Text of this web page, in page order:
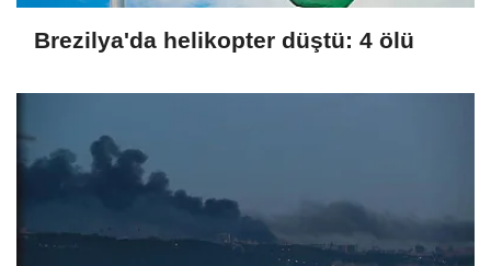
Brezilya'da helikopter düştü: 4 ölü